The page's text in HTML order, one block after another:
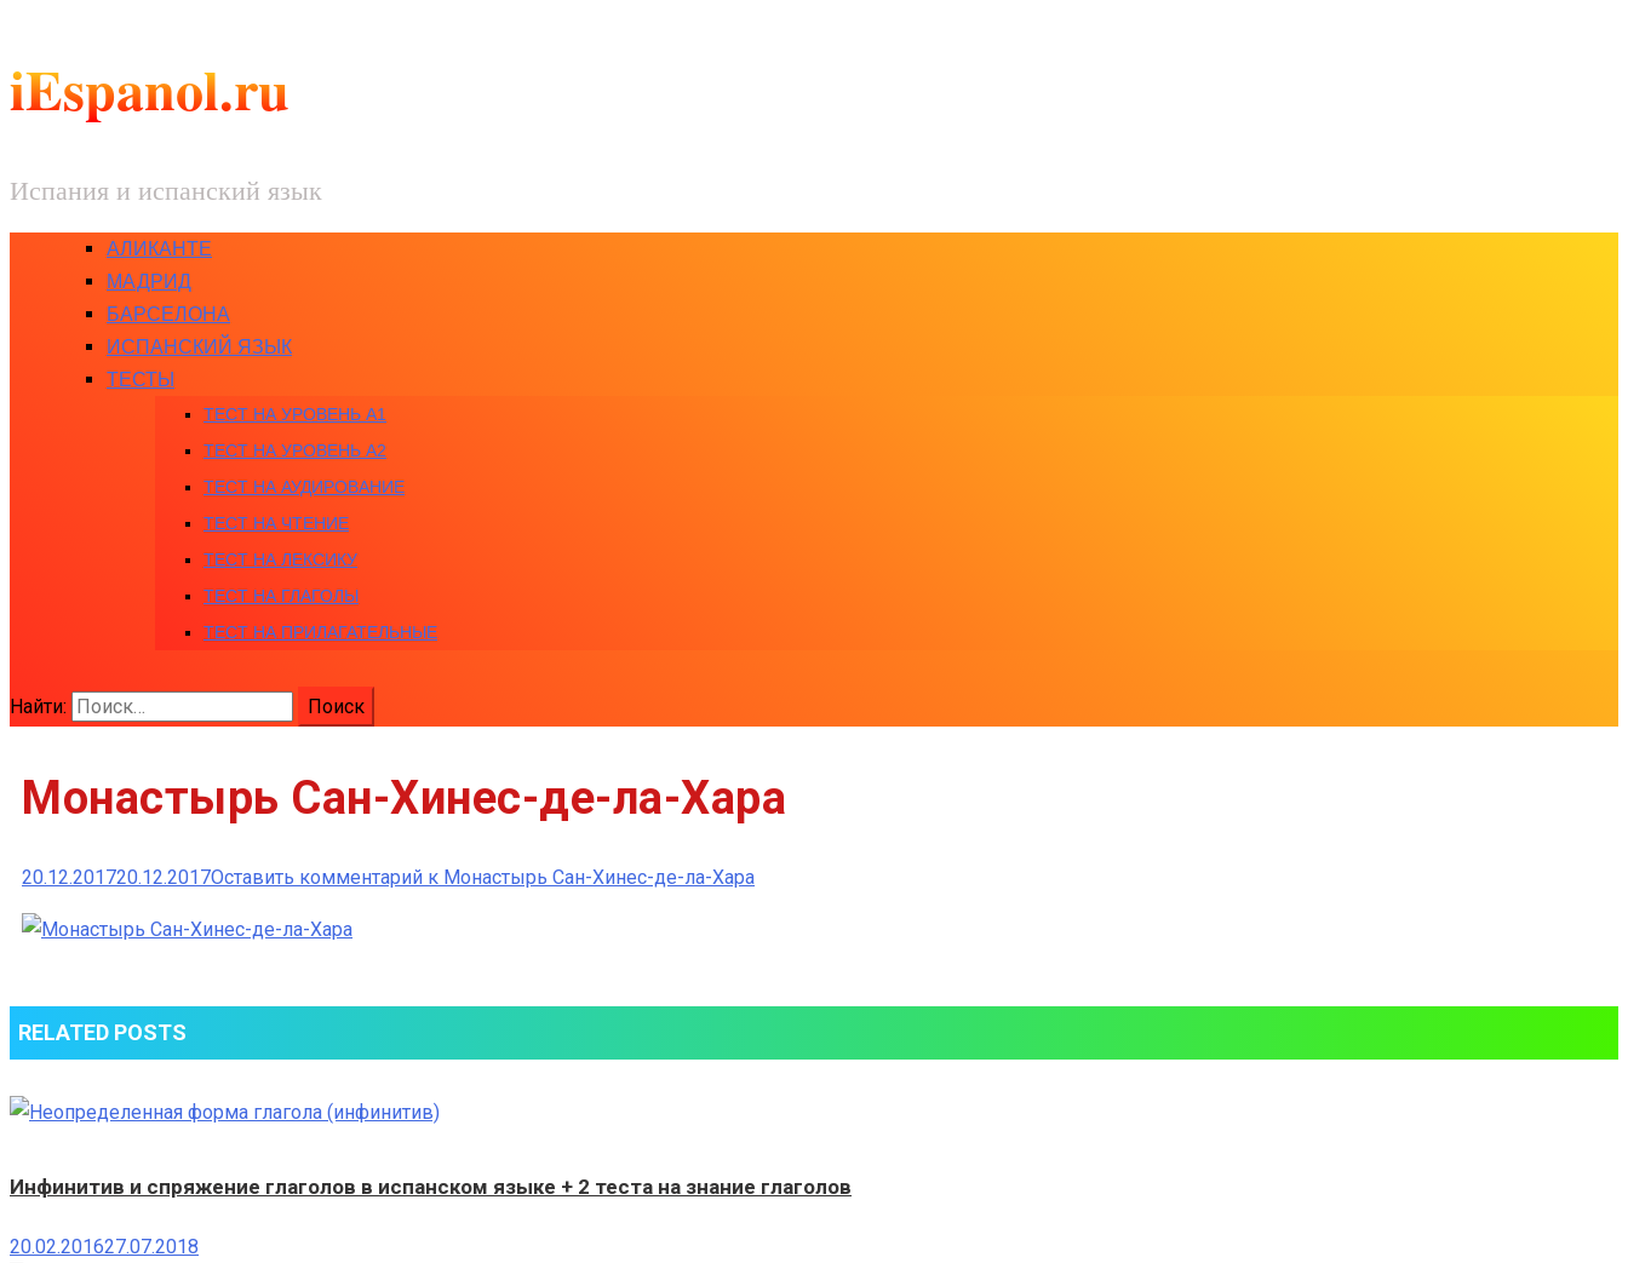
iEspanol.ru
Испания и испанский язык
АЛИКАНТЕ
МАДРИД
БАРСЕЛОНА
ИСПАНСКИЙ ЯЗЫК
ТЕСТЫ
ТЕСТ НА УРОВЕНЬ A1
ТЕСТ НА УРОВЕНЬ A2
ТЕСТ НА АУДИРОВАНИЕ
ТЕСТ НА ЧТЕНИЕ
ТЕСТ НА ЛЕКСИКУ
ТЕСТ НА ГЛАГОЛЫ
ТЕСТ НА ПРИЛАГАТЕЛЬНЫЕ
Найти:
Монастырь Сан-Хинес-де-ла-Хара
20.12.201720.12.2017Оставить комментарий к Монастырь Сан-Хинес-де-ла-Хара
RELATED POSTS
Инфинитив и спряжение глаголов в испанском языке + 2 теста на знание глаголов
20.02.201627.07.2018